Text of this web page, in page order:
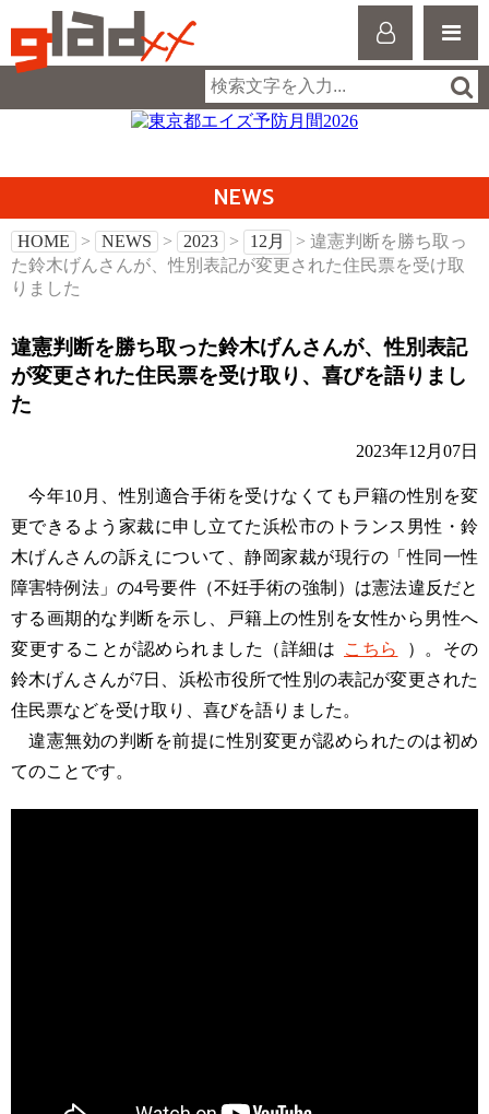
NEWS
HOME > NEWS > 2023 > 12月
> 違憲判断を勝ち取っ
た鈴木げんさんが、性別表記が変更された住民票を受け取
りました
違憲判断を勝ち取った鈴木げんさんが、性別表記
が変更された住民票を受け取り、喜びを語りまし
た
2023年12月07日
今年10月、性別適合手術を受けなくても戸籍の性別を変
更できるよう家裁に申し立てた浜松市のトランス男性・鈴
木げんさんの訴えについて、静岡家裁が現行の「性同一性
障害特例法」の4号要件（不妊手術の強制）は憲法違反だと
する画期的な判断を示し、戸籍上の性別を女性から男性へ
変更することが認められました（詳細は
こちら
）。その
鈴木げんさんが7日、浜松市役所で性別の表記が変更された
住民票などを受け取り、喜びを語りました。
違憲無効の判断を前提に性別変更が認められたのは初め
てのことです。